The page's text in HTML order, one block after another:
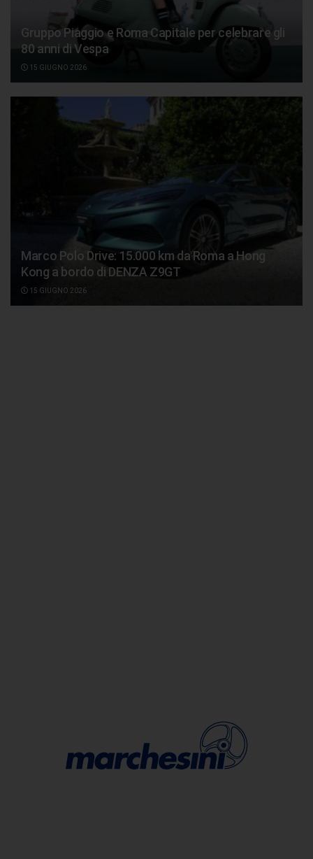
Gruppo Piaggio e Roma Capitale per celebrare gli
80 anni di Vespa
15 GIUGNO 2026
Marco Polo Drive: 15.000 km da Roma a Hong
Kong a bordo di DENZA Z9GT
15 GIUGNO 2026